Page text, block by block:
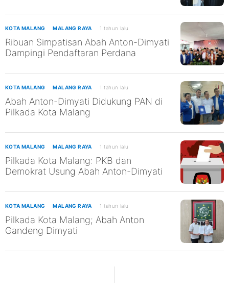
KOTA MALANG MALANG RAYA 1 tahun lalu
Ribuan Simpatisan Abah Anton-Dimyati
Dampingi Pendaftaran Perdana
KOTA MALANG MALANG RAYA 1 tahun lalu
Abah Anton-Dimyati Didukung PAN di
Pilkada Kota Malang
KOTA MALANG MALANG RAYA 1 tahun lalu
Pilkada Kota Malang: PKB dan
Demokrat Usung Abah Anton-Dimyati
KOTA MALANG MALANG RAYA 1 tahun lalu
Pilkada Kota Malang; Abah Anton
Gandeng Dimyati